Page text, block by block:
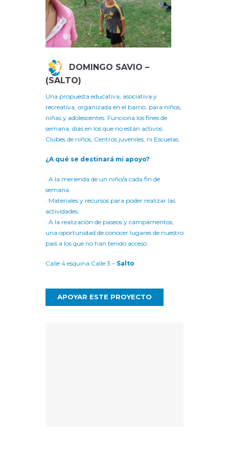
DOMINGO SAVIO –
(SALTO)
Una propuesta educativa, asociativa y
recreativa, organizada en el barrio, para niños,
niñas y adolescentes. Funciona los fines de
semana, días en los que no están activos:
Clubes de niños, Centros juveniles, ni Escuelas.
¿A qué se destinará mi apoyo?
· A la merienda de un niño/a cada fin de
semana.
· Materiales y recursos para poder realizar las
actividades.
· A la realización de paseos y campamentos,
una oportunidad de conocer lugares de nuestro
país a los que no han tenido acceso.
Calle 4 esquina Calle 3 – Salto
APOYAR ESTE PROYECTO